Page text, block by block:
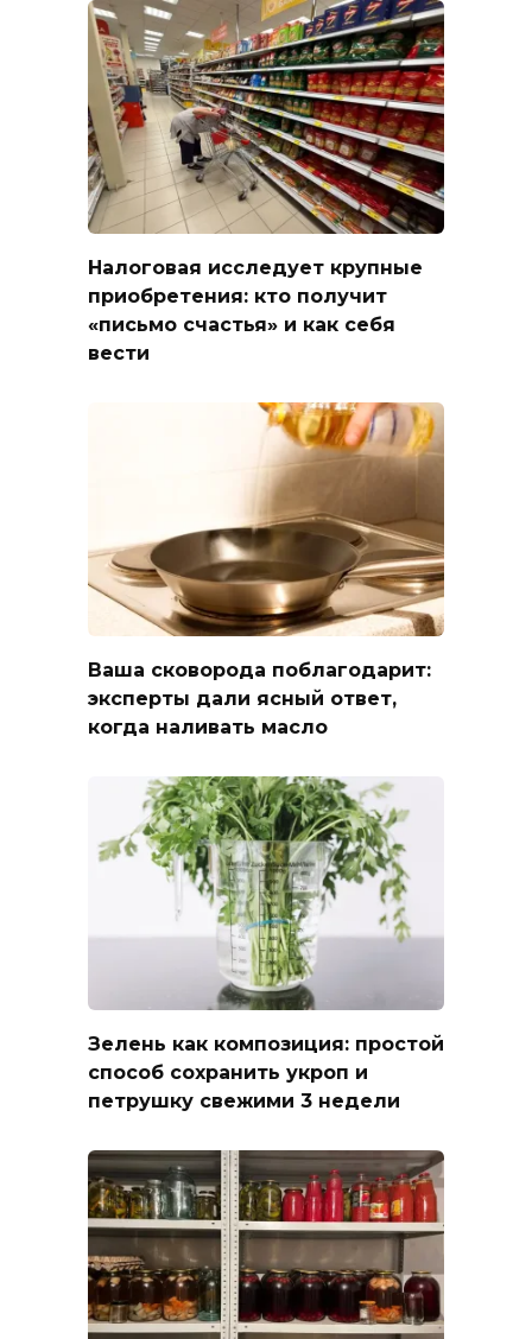
Налоговая исследует крупные
приобретения: кто получит
«письмо счастья» и как себя
вести
Ваша сковорода поблагодарит:
эксперты дали ясный ответ,
когда наливать масло
Зелень как композиция: простой
способ сохранить укроп и
петрушку свежими 3 недели